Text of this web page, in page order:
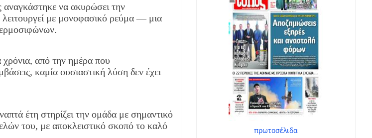
αναγκάστηκε να ακυρώσει την
με μονοφασικό ρεύμα — μια
από την ημέρα που
καμία ουσιαστική λύση δεν έχει
έτη στηρίζει την ομάδα με σημαντικό
του, με αποκλειστικό σκοπό το καλό
πρωτοσέλιδα